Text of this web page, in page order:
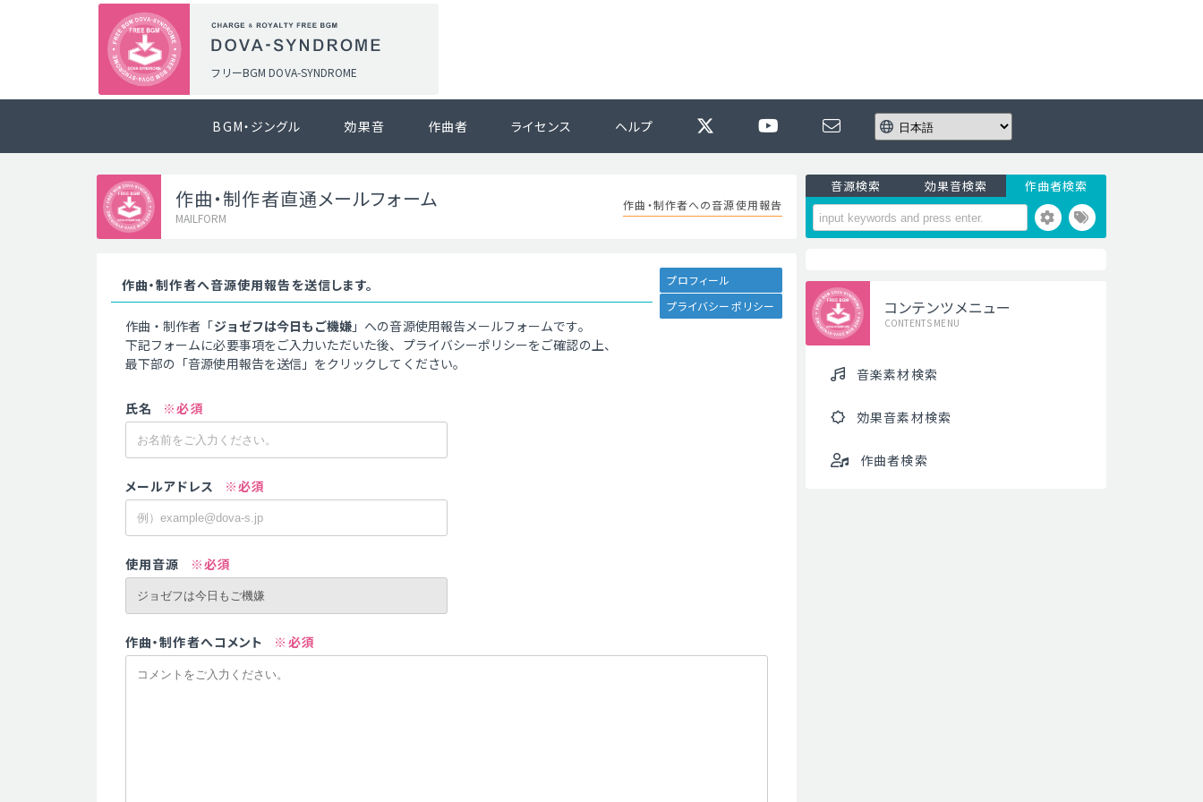
フリーBGM DOVA-SYNDROME
BGM・ジングル 効果音 作曲者 ライセンス ヘルプ
作曲・制作者直通メールフォーム
MAILFORM
作曲・制作者への音源使用報告
作曲・制作者へ音源使用報告を送信します。
プロフィール
プライバシーポリシー
作曲・制作者「ジョゼフは今日もご機嫌 」への音源使用報告メールフォームです。
下記フォームに必要事項をご入力いただいた後、プライバシーポリシーをご確認の上、
最下部の「音源使用報告を送信」をクリックしてください。
氏名 ※必須
メールアドレス ※必須
使用音源 ※必須
作曲・制作者へコメント ※必須
音源検索 効果音検索 作曲者検索
コンテンツメニュー
CONTENTS MENU
音楽素材検索
効果音素材検索
作曲者検索